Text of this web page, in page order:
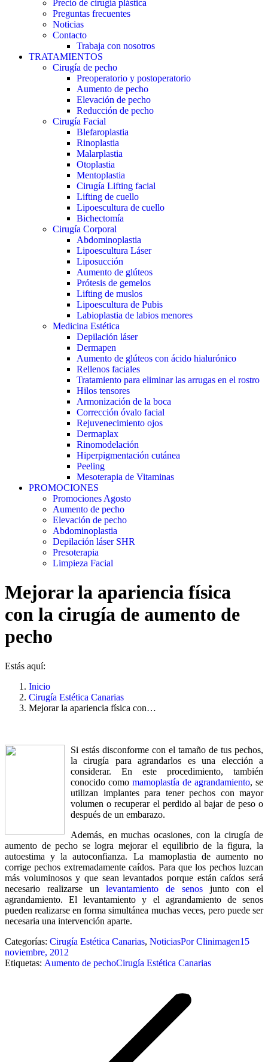
Precio de cirugía plástica
Preguntas frecuentes
Noticias
Contacto
Trabaja con nosotros
TRATAMIENTOS
Cirugía de pecho
Preoperatorio y postoperatorio
Aumento de pecho
Elevación de pecho
Reducción de pecho
Cirugía Facial
Blefaroplastia
Rinoplastia
Malarplastia
Otoplastia
Mentoplastia
Cirugía Lifting facial
Lifting de cuello
Lipoescultura de cuello
Bichectomía
Cirugía Corporal
Abdominoplastia
Lipoescultura Láser
Liposucción
Aumento de glúteos
Prótesis de gemelos
Lifting de muslos
Lipoescultura de Pubis
Labioplastia de labios menores
Medicina Estética
Depilación láser
Dermapen
Aumento de glúteos con ácido hialurónico
Rellenos faciales
Tratamiento para eliminar las arrugas en el rostro
Hilos tensores
Armonización de la boca
Corrección óvalo facial
Rejuvenecimiento ojos
Dermaplax
Rinomodelación
Hiperpigmentación cutánea
Peeling
Mesoterapia de Vitaminas
PROMOCIONES
Promociones Agosto
Aumento de pecho
Elevación de pecho
Abdominoplastia
Depilación láser SHR
Presoterapia
Limpieza Facial
Mejorar la apariencia física
con la cirugía de aumento de
pecho
Estás aquí:
Inicio
Cirugía Estética Canarias
Mejorar la apariencia física con…
Si estás disconforme con el tamaño de tus pechos,
la cirugía para agrandarlos es una elección a
considerar. En este procedimiento, también
conocido como mamoplastía de agrandamiento, se
utilizan implantes para tener pechos con mayor
volumen o recuperar el perdido al bajar de peso o
después de un embarazo.
Además, en muchas ocasiones, con la cirugía de
aumento de pecho se logra mejorar el equilibrio de la figura, la
autoestima y la autoconfianza. La mamoplastia de aumento no
corrige pechos extremadamente caídos. Para que los pechos luzcan
más voluminosos y que sean levantados porque están caídos será
necesario realizarse un levantamiento de senosjunto con el
agrandamiento. El levantamiento y el agrandamiento de senos
pueden realizarse en forma simultánea muchas veces, pero puede ser
necesaria una intervención aparte.
Categorías: Cirugía Estética Canarias, NoticiasPorClinimagen15
noviembre, 2012
Etiquetas: Aumento de pechoCirugía Estética Canarias